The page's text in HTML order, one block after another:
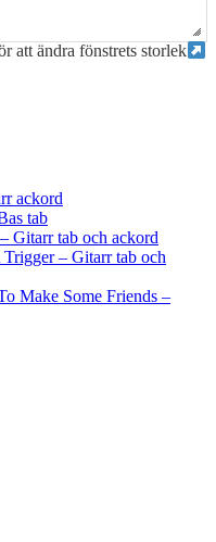
att ändra fönstrets storlek
ackord
tab
Gitarr tab och ackord
– Gitarr tab och
Make Some Friends –